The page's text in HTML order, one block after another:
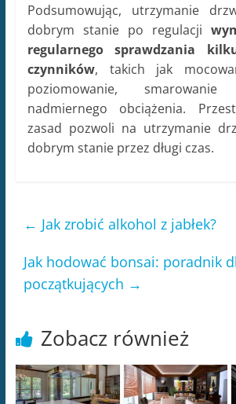
Podsumowując, utrzymanie
dobrym stanie po regulacji
regularnego sprawdzania
czynników, takich jak
poziomowanie,
nadmiernego obciążenia.
zasad pozwoli na utrzymanie
dobrym stanie przez długi czas.
← Jak zrobić alkohol z jabłek?
Jak hodować bonsai: poradnik
początkujących →
Zobacz również